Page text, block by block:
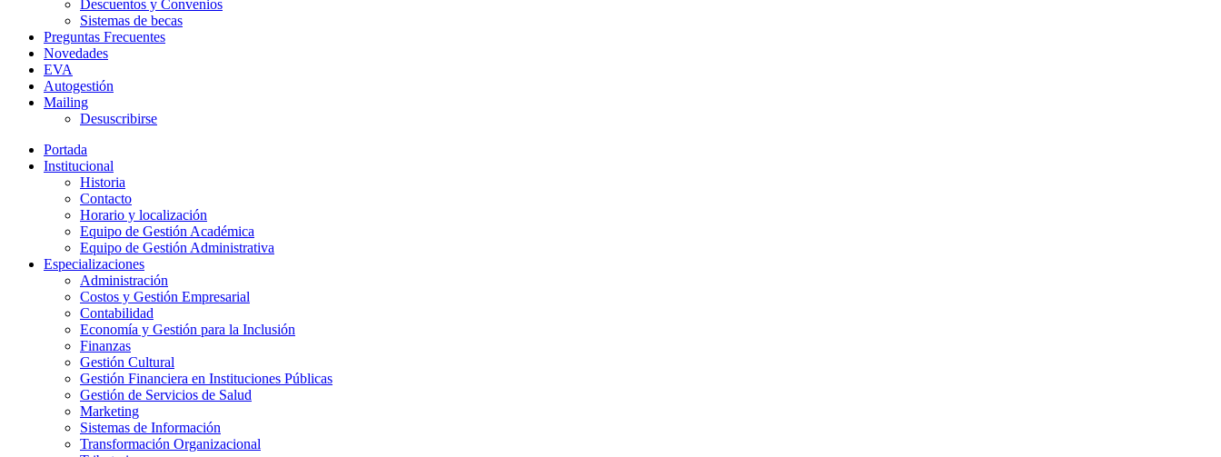
Descuentos y Convenios
Sistemas de becas
Preguntas Frecuentes
Novedades
EVA
Autogestión
Mailing
Desuscribirse
Portada
Institucional
Historia
Contacto
Horario y localización
Equipo de Gestión Académica
Equipo de Gestión Administrativa
Especializaciones
Administración
Costos y Gestión Empresarial
Contabilidad
Economía y Gestión para la Inclusión
Finanzas
Gestión Cultural
Gestión Financiera en Instituciones Públicas
Gestión de Servicios de Salud
Marketing
Sistemas de Información
Transformación Organizacional